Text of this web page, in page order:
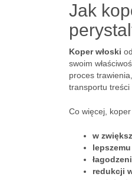
Jak
Koper włoski
swoim
proces
transportu treści
Co więcej, koper
w
redukcji